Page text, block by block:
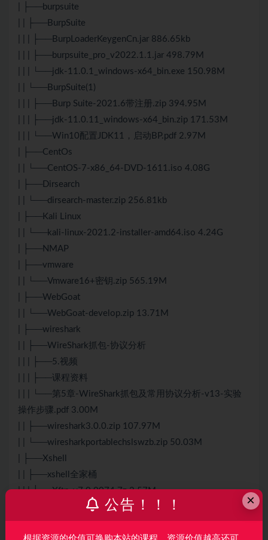
| ├──burpsuite
| | ├──BurpSuite
| | | ├──BurpLoaderKeygenCn.jar 886.65kb
| | | ├──burpsuite_pro_v2022.1.1.jar 498.79M
| | | └──jdk-11.0.1_windows-x64_bin.exe 150.98M
| | └──BurpSuite(1)
| | | ├──Burp Suite-2021.6带注册.zip 394.95M
| | | ├──jdk-11.0.11_windows-x64_bin.zip 171.53M
| | | └──Win10配置JDK11，启动BP.pdf 2.97M
| ├──CentOs
| | └──CentOS-7-x86_64-DVD-1611.iso 4.08G
| ├──Dirsearch
| | └──dirsearch-master.zip 256.81kb
| ├──Kali Linux
| | └──kali-linux-2021.2-installer-amd64.iso 4.24G
| ├──NMAP
| ├──vmware
| | └──Vmware16+密钥.zip 565.19M
| ├──WebGoat
| | └──WebGoat-develop.zip 13.71M
| ├──wireshark
| | ├──WireShark抓包-协议分析
| | | ├──5.视频
| | | ├──课程资料
| | | └──第5章-WireShark抓包及常用协议分析-v13-实验
操作步骤.pdf 3.00M
| | ├──wireshark3.0.0.zip 107.97M
| | └──wiresharkportablechslswzb.zip 50.03M
| ├──Xshell
| | ├──xshell全家桶
| | | ├──Xftp_v7.0.0074.7z 2.57M
| | | ├──XmanagerEnterprise5.rar 49.41M
| | | └──Xshell_v7.0.0076.7z 7.02M
×
公告！！！